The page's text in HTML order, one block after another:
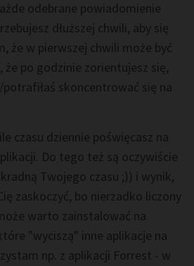
odebrane powiadomienie
dłuższej chwili, aby się
że w pierwszej chwili może być
po godzinie zorientujesz się,
skoncentrować się na
czasu dziennie poświęcasz na
Do tego też są oczywiście
Twojego czasu ;)) i wynik,
zaskoczyć, bo nierzadko liczony
warto zainstalować na
"wyciszą" inne aplikacje na
np. z aplikacji Forrest - w